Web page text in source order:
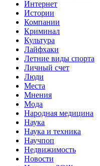
Интернет
Истории
Компании
Криминал
Культура
Лайфхаки
Летние виды спорта
Личный счет
Люди
Места
Мнения
Мода
Народная медицина
Наука
Наука и техника
Научпоп
Недвижимость
Новости